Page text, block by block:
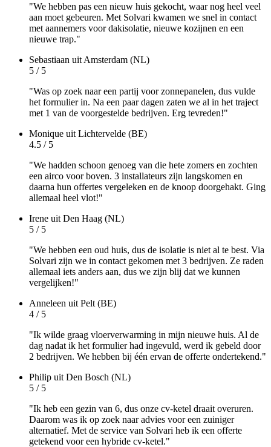
"We hebben pas een nieuw huis gekocht, waar nog heel veel
aan moet gebeuren. Met Solvari kwamen we snel in contact
met aannemers voor dakisolatie, nieuwe kozijnen en een
nieuwe trap."
Sebastiaan uit Amsterdam (NL)
5 / 5
"Was op zoek naar een partij voor zonnepanelen, dus vulde
het formulier in. Na een paar dagen zaten we al in het traject
met 1 van de voorgestelde bedrijven. Erg tevreden!"
Monique uit Lichtervelde (BE)
4.5 / 5
"We hadden schoon genoeg van die hete zomers en zochten
een airco voor boven. 3 installateurs zijn langskomen en
daarna hun offertes vergeleken en de knoop doorgehakt. Ging
allemaal heel vlot!"
Irene uit Den Haag (NL)
5 / 5
"We hebben een oud huis, dus de isolatie is niet al te best. Via
Solvari zijn we in contact gekomen met 3 bedrijven. Ze raden
allemaal iets anders aan, dus we zijn blij dat we kunnen
vergelijken!"
Anneleen uit Pelt (BE)
4 / 5
"Ik wilde graag vloerverwarming in mijn nieuwe huis. Al de
dag nadat ik het formulier had ingevuld, werd ik gebeld door
2 bedrijven. We hebben bij één ervan de offerte ondertekend."
Philip uit Den Bosch (NL)
5 / 5
"Ik heb een gezin van 6, dus onze cv-ketel draait overuren.
Daarom was ik op zoek naar advies voor een zuiniger
alternatief. Met de service van Solvari heb ik een offerte
getekend voor een hybride cv-ketel."